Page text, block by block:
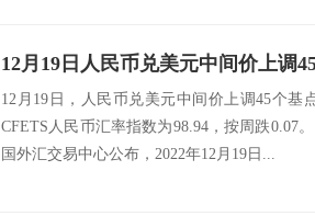
12月19日人民币兑美元中间价上调
12月19日，人民币兑美元中间价上调45个基
CFETS人民币汇率指数为98.94，按周跌
国外汇交易中心公布，2022年12月19日...